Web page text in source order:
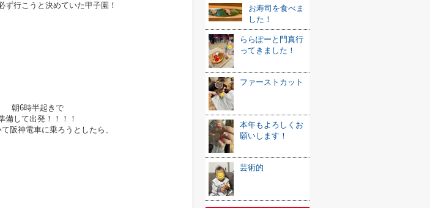
ず行こうと決めていた甲子園！
朝6時半起きで
備して出発！！！！
阪神電車に乗ろうとしたら、
お寿司を食べま
した！
ららぽーと門真行
ってきました！
ファーストカット
本年もよろしくお
願いします！
芸術的